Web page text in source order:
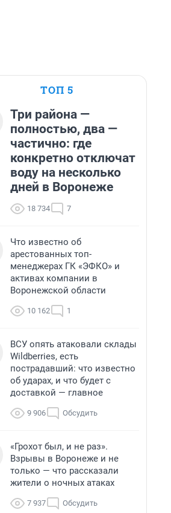
ТОП 5
Три района —
полностью, два —
частично: где
конкретно отключат
воду на несколько
дней в Воронеже
18 734 7
Что известно об
арестованных топ-
менеджерах ГК «ЭФКО» и
активах компании в
Воронежской области
10 162 1
ВСУ опять атаковали склады
Wildberries, есть
пострадавший: что известно
об ударах, и что будет с
доставкой — главное
9 906 Обсудить
«Грохот был, и не раз».
Взрывы в Воронеже и не
только — что рассказали
жители о ночных атаках
7 937 Обсудить